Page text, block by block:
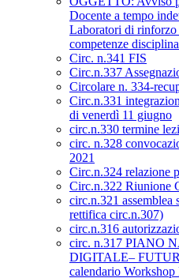
Docente a tempo
Laboratori di rinforzo
competenze
Circ. n.341 FIS
Circ.n.337
Circolare n. 334-
Circ.n.331
di venerdì 11 giugno
circ.n.330 termine
circ. n.328
2021
Circ.n.324 relazione
Circ.n.322 Riunione
circ.n.321 assemblea
rettifica circ.n.307)
circ.n.316
circ. n.317 PIANO
DIGITALE–
calendario